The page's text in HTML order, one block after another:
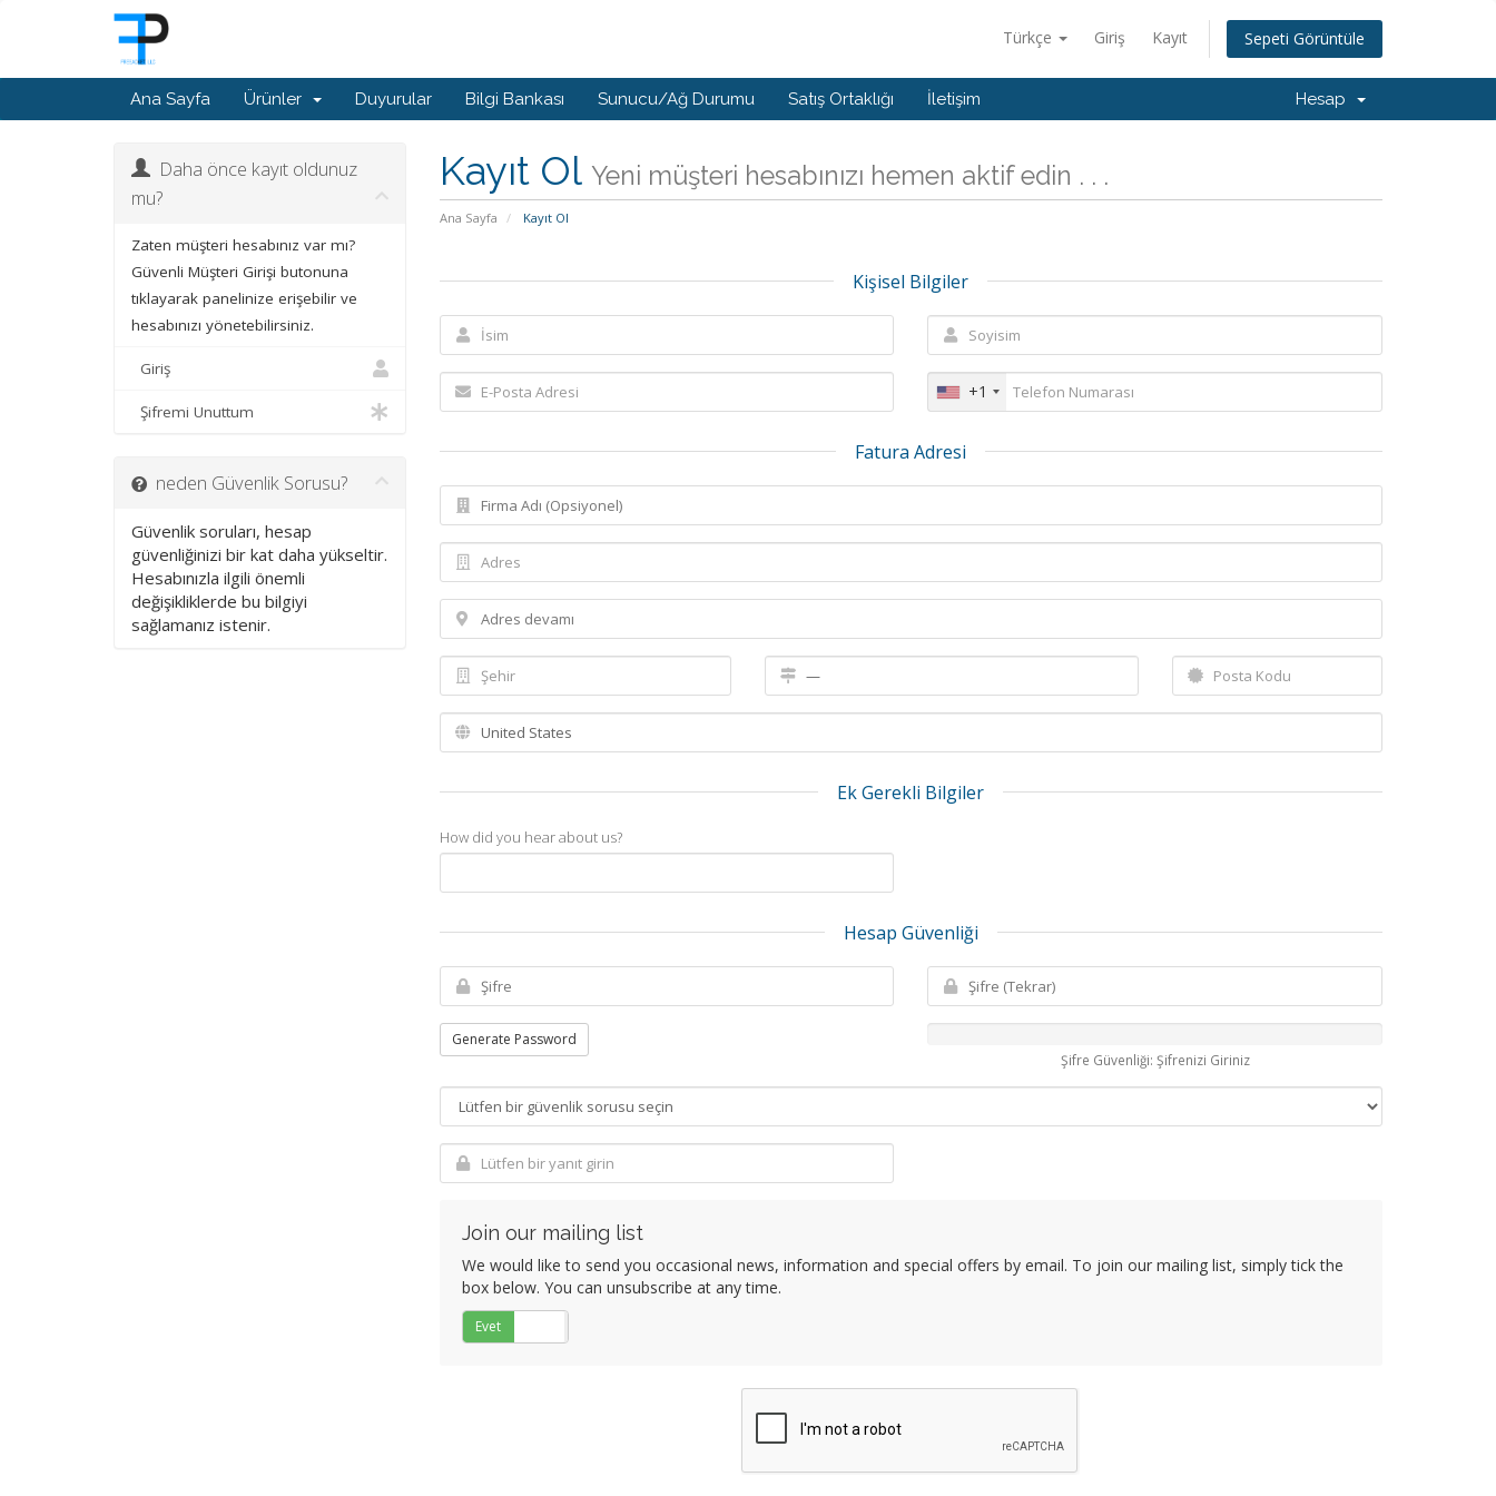
Türkçe Giriş Kayıt Sepeti Görüntüle
Ana Sayfa Ürünler Duyurular Bilgi Bankası Sunucu/Ağ Durumu Satış Ortaklığı İletişim Hesap
Kayıt Ol Yeni müşteri hesabınızı hemen aktif edin . . .
Ana Sayfa Kayıt Ol
Daha önce kayıt oldunuz
mu?
Zaten müşteri hesabınız var mı?
Güvenli Müşteri Girişi butonuna
tıklayarak panelinize erişebilir ve
hesabınızı yönetebilirsiniz.
Giriş
Şifremi Unuttum
Kişisel Bilgiler
+1
Fatura Adresi
Ek Gerekli Bilgiler
How did you hear about us?
Hesap Güvenliği
Generate Password
Şifre Güvenliği: Şifrenizi Giriniz
Join our mailing list
We would like to send you occasional news, information and special offers by email. To join our mailing list, simply tick the
box below. You can unsubscribe at any time.
Evet
neden Güvenlik Sorusu?
Güvenlik soruları, hesap
güvenliğinizi bir kat daha yükseltir.
Hesabınızla ilgili önemli
değişikliklerde bu bilgiyi
sağlamanız istenir.